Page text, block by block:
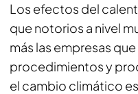
Los efectos del
que notorios a nivel
más las empresas
procedimientos y
el cambio climático